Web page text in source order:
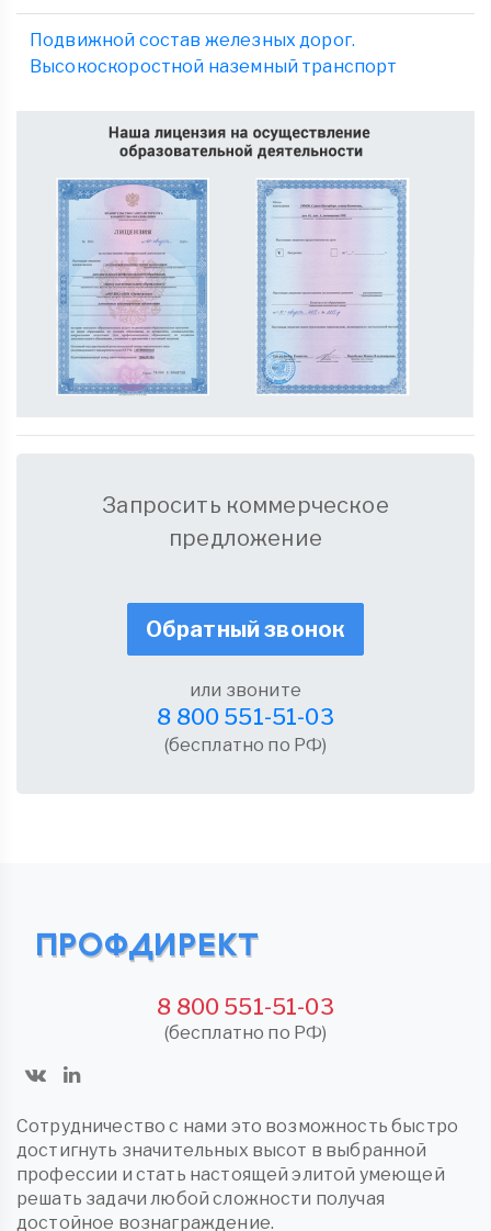
Подвижной состав железных дорог.
Высокоскоростной наземный транспорт
Запросить коммерческое
предложение
Обратный звонок
или звоните
8 800 551-51-03
(бесплатно по РФ)
8 800 551-51-03
(бесплатно по РФ)
Сотрудничество с нами это возможность быстро
достигнуть значительных высот в выбранной
профессии и стать настоящей элитой умеющей
решать задачи любой сложности получая
достойное вознаграждение.